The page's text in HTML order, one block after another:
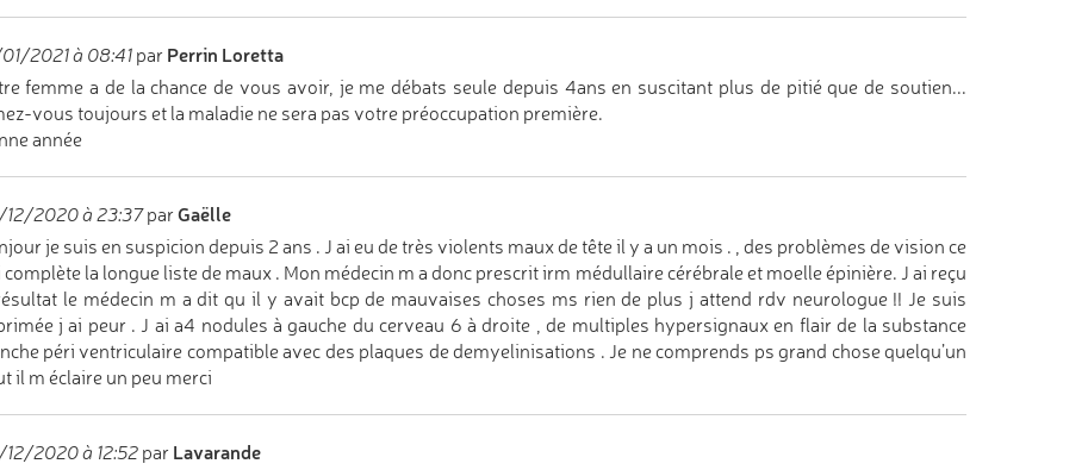
2021 à 08:41par Perrin Loretta
femme a de la chance de vous avoir, je me débats seule depuis 4ans en suscitant plus de pitié que de soutien...
vous toujours et la maladie ne sera pas votre préoccupation première.
année
2020 à 23:37par Gaëlle
je suis en suspicion depuis 2 ans . J ai eu de très violents maux de tête il y a un mois . , des problèmes de vision ce
la longue liste de maux . Mon médecin m a donc prescrit irm médullaire cérébrale et moelle épinière. J ai reçu
le médecin m a dit qu il y avait bcp de mauvaises choses ms rien de plus j attend rdv neurologue !! Je suis
j ai peur . J ai a4 nodules à gauche du cerveau 6 à droite , de multiples hypersignaux en flair de la substance
péri ventriculaire compatible avec des plaques de demyelinisations . Je ne comprends ps grand chose quelqu’un
il m éclaire un peu merci
2020 à 12:52par Lavarande